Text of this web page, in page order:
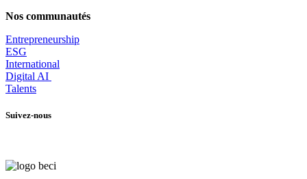
Nos communautés
Entrepreneurship
ESG
International
Digital AI
Talents
Suivez-nous